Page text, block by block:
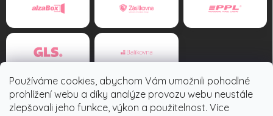
Používáme cookies, abychom Vám umožnili pohodlné
prohlížení webu a díky analýze provozu webu neustále
zlepšovali jeho funkce, výkon a použitelnost. Více
Způsoby platby